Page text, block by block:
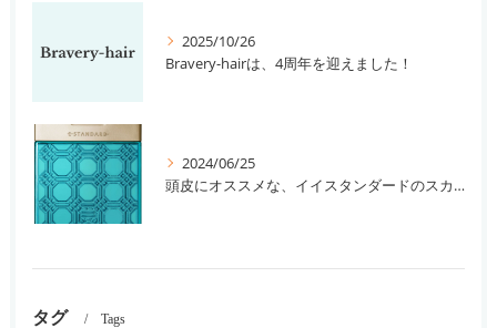
2025/10/26
Bravery-hairは、4周年を迎えました！
2024/06/25
頭皮にオススメな、イイスタンダードのスカルプ系シャンプー＆トリートメントです！
タグ Tags